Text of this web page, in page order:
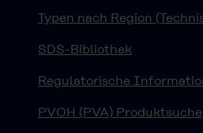
Typen nach Region
SDS-Bibliothek
Regulatorische
PVOH (PVA) Produktsuche